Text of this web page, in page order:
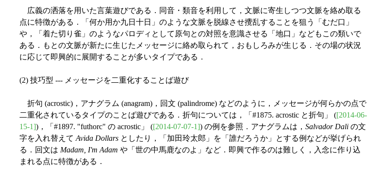
広義の洒落を用いた言葉遊びである．同音・類音を利用して，文脈に寄生しつつ文脈を絡め取る
点に特徴がある．「何か用か九日十日」のような文脈を脱線させ攪乱することを狙う「むだ口」
や，「着た切り雀」のようなパロディとして原句との対照を意識させる「地口」などもこの類いで
ある．もとの文脈が新たに生じたメッセージに絡め取られて，おもしろみが生じる．その場の状況
に応じて即興的に展開することが多いタイプである．
(2) 技巧型 --- メッセージを二重化することば遊び
折句 (acrostic)，アナグラム (anagram)，回文 (palindrome) などのように，メッセージが何らかの点で
二重化されているタイプのことば遊びである．折句については，「#1875. acrostic と折句」 ([2014-06-
15-1])，「#1897. "futhorc" の acrostic」 ([2014-07-07-1]) の例を参照．アナグラムは， Salvador Dali の文
字を入れ替えて Avida Dollars としたり，「加田玲太郎」を「誰だろうか」とする例などが挙げられ
る．回文は Madam, I'm Adam や「世の中馬鹿なのよ」など．即興で作るのは難しく，入念に作り込
まれる点に特徴がある．